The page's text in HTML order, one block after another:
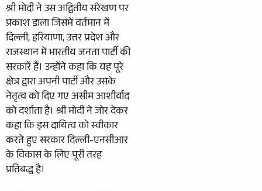
श्री मोदी ने उस अद्वितीय संरेखण पर
प्रकाश डाला जिसमें वर्तमान में
दिल्ली, हरियाणा, उत्तर प्रदेश और
राजस्थान में भारतीय जनता पार्टी की
सरकारें हैं। उन्होंने कहा कि यह पूरे
क्षेत्र द्वारा अपनी पार्टी और उसके
नेतृत्व को दिए गए असीम आशीर्वाद
को दर्शाता है। श्री मोदी ने जोर देकर
कहा कि इस दायित्व को स्वीकार
करते हुए सरकार दिल्ली-एनसीआर
के विकास के लिए पूरी तरह
प्रतिबद्ध है।